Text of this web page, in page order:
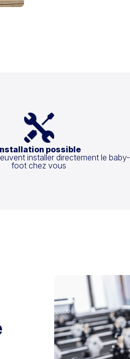
possible
installer directement le baby-
foot chez vous